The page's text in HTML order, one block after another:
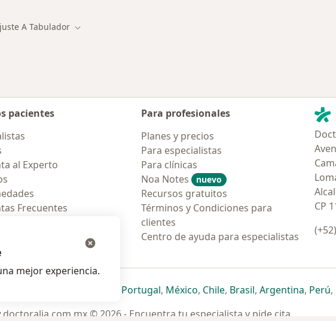
de ciudad
A Tabulador Cambiar de ciudad
pacientes
al Experto
Frecuentes
Para profesionales
Planes y precios
Para especialistas
Para clínicas
Noa Notes
nuevo
Recursos gratuitos
Términos y Condiciones para
clientes
Centro de ayuda para especialistas
CP
se abre en una nueva pestaña
se abre en una nueva pestaña
se abre en una nueva pestaña
se abre en una nueva pestaña
Portugalse abre en una nueva pestaña
, Méxicose abre en una nueva pestaña
, Chilese abre en una nueva
, Brasilse abre en una
, Argentinase
, Perú,
© 2026 - Encuentra tu especialista y pide cita
mejor experiencia.